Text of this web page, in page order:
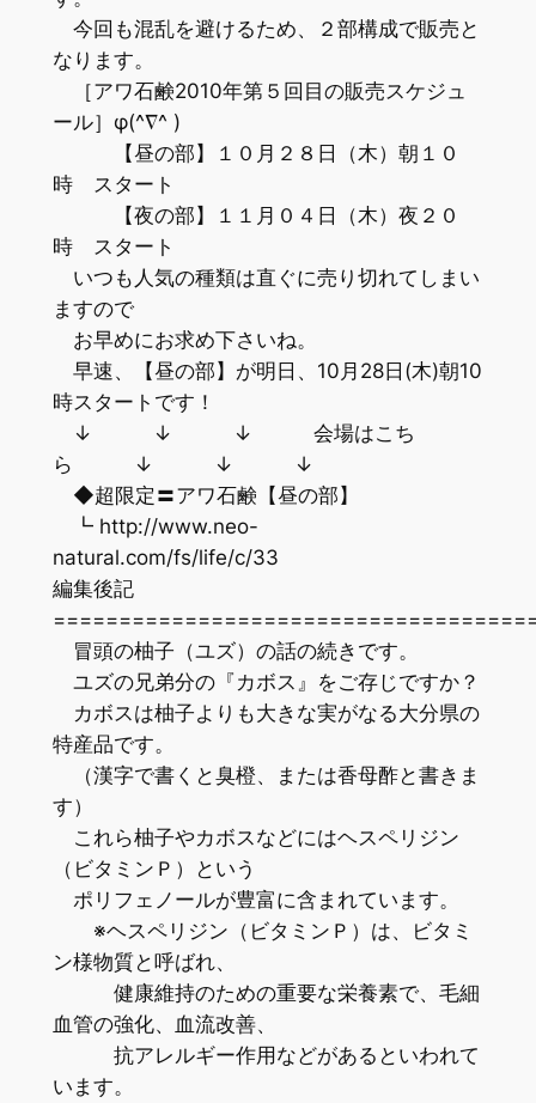
今回も混乱を避けるため、２部構成で販売と
なります。
［アワ石鹸2010年第５回目の販売スケジュ
ール］φ(^∇^ )
【昼の部】１０月２８日（木）朝１０
時 スタート
【夜の部】１１月０４日（木）夜２０
時 スタート
いつも人気の種類は直ぐに売り切れてしまい
ますので
お早めにお求め下さいね。
早速、【昼の部】が明日、10月28日(木)朝10
時スタートです！
↓ ↓ ↓ 会場はこち
ら ↓ ↓ ↓
◆超限定〓アワ石鹸【昼の部】
┗ http://www.neo-
natural.com/fs/life/c/33
編集後記
冒頭の柚子（ユズ）の話の続きです。
ユズの兄弟分の『カボス』をご存じですか？
カボスは柚子よりも大きな実がなる大分県の
特産品です。
（漢字で書くと臭橙、または香母酢と書きま
す）
これら柚子やカボスなどにはヘスペリジン
（ビタミンＰ）という
ポリフェノールが豊富に含まれています。
※ヘスペリジン（ビタミンＰ）は、ビタミ
ン様物質と呼ばれ、
健康維持のための重要な栄養素で、毛細
血管の強化、血流改善、
抗アレルギー作用などがあるといわれて
います。